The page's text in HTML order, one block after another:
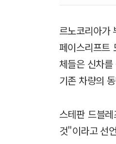
르노코리아가
페이스리프트
체들은 신차
기존 차량의
스테판 드블
것"이라고 선